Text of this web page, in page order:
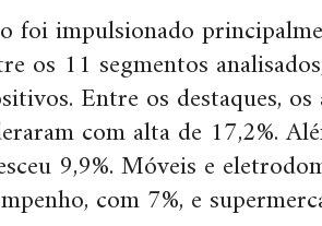
foi impulsionado
os 11 segmentos
Entre os destaques,
com alta de 17,2%.
9,9%. Móveis e
com 7%, e